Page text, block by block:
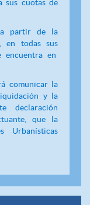
sus cuotas de
a partir de la
en todas sus
encuentra en
comunicar la
y la
declaración
que la
Urbanísticas